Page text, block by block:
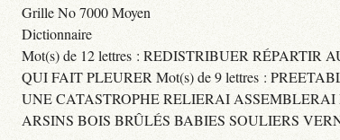
Grille No 7000 Moyen
Dictionnaire
Mot(s) de 12 lettres : REDISTRIBUER RÉPARTIR
QUI FAIT PLEURER Mot(s) de 9 lettres :
UNE CATASTROPHE RELIERAI ASSEMBLERAI
ARSINS BOIS BRÛLÉS BABIES SOULIERS